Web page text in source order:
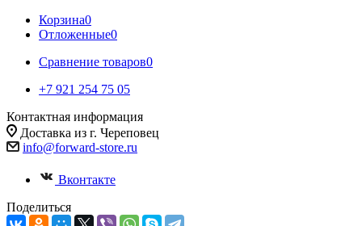
Корзина0
Отложенные0
Сравнение товаров0
+7 921 254 75 05
Контактная информация
Доставка из г. Череповец
info@forward-store.ru
Вконтакте
Поделиться